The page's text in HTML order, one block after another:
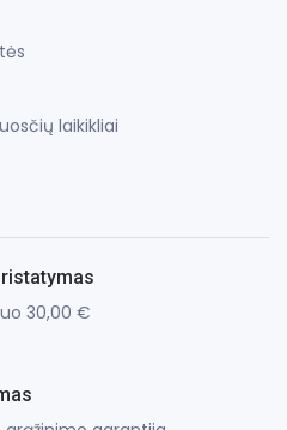
laikikliai
30,00 €